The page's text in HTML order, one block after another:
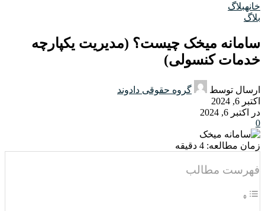
خانهبلاگ
بلاگ
سامانه میخک چیست؟ (مدیریت یکپارچه
خدمات کنسولی)
ارسال توسط
گروه حقوقی دادوند
اکتبر 6, 2024
در اکتبر 6, 2024
0
زمان مطالعه: 4 دقیقه
فهرست مطالب